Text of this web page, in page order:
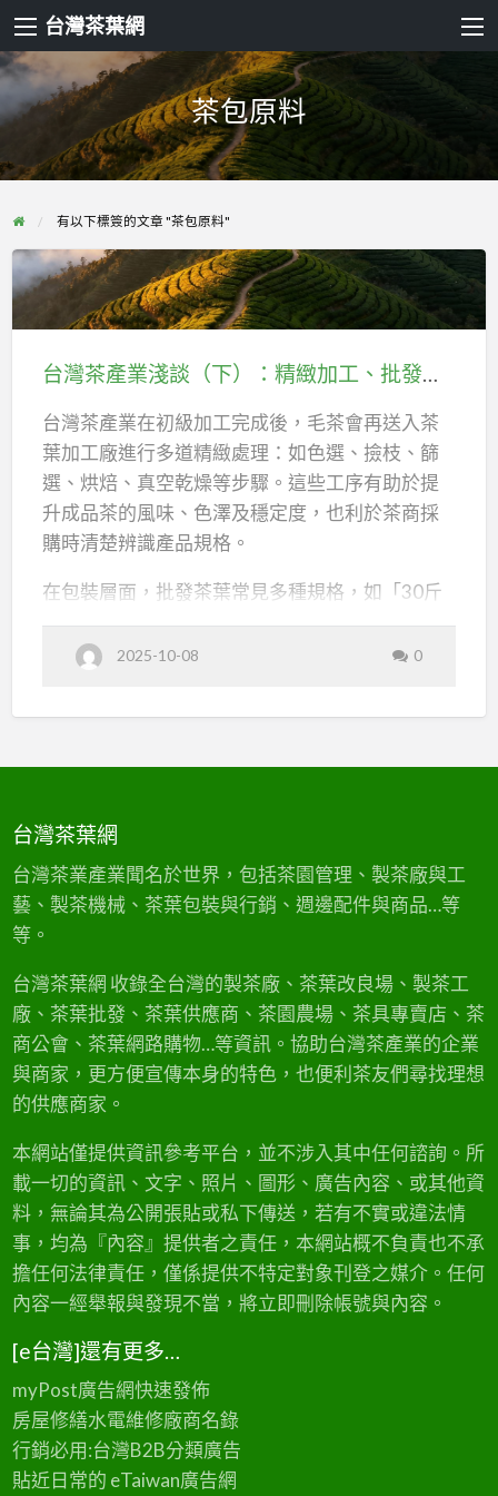
台灣茶葉網
茶包原料
有以下標簽的文章 "茶包原料"
台
灣
（下）：
工、
包
場
流
通
解
台灣茶產業淺談（下）：精緻加工、批發包裝與市場流通解析
台灣茶產業在初級加工完成後，毛茶會再送入茶
葉加工廠進行多道精緻處理：如色選、撿枝、篩
選、烘焙、真空乾燥等步驟。這些工序有助於提
升成品茶的風味、色澤及穩定度，也利於茶商採
購時清楚辨識產品規格。
在包裝層面，批發茶葉常見多種規格，如「30斤
一件」的大宗包裝、半斤、四兩、二兩的小包、
12克一泡包等，滿足不同茶行、飲料店、零售通
產品，作為茶包原料或調配其他飲品。
開立履歷證明。專業茶廠多會出示產地認證、比
賽獎項及產銷履歷資料，確保品質與安全。採購
時，茶商可根據茶葉外觀、香氣、滋味、履歷標
章等細節判斷品質，並注意出貨數量、包裝種
類、物流條件等。
閱讀更多a
b
o
u
t
台
灣
茶
產
業
淺
談
（
下
）
：
精
2025-10-08 0
台灣茶葉網
台灣茶業產業聞名於世界，包括茶園管理、製茶廠與工
藝、製茶機械、茶葉包裝與行銷、週邊配件與商品…等
等。
台灣茶葉網 收錄全台灣的製茶廠、茶葉改良場、製茶工
廠、茶葉批發、茶葉供應商、茶園農場、茶具專賣店、茶
商公會、茶葉網路購物…等資訊。協助台灣茶產業的企業
與商家，更方便宣傳本身的特色，也便利茶友們尋找理想
的供應商家。
本網站僅提供資訊參考平台，並不涉入其中任何諮詢。所
載一切的資訊、文字、照片、圖形、廣告內容、或其他資
料，無論其為公開張貼或私下傳送，若有不實或違法情
事，均為『內容』提供者之責任，本網站概不負責也不承
擔任何法律責任，僅係提供不特定對象刊登之媒介。任何
內容一經舉報與發現不當，將立即刪除帳號與內容。
[e台灣]還有更多…
myPost廣告網快速發佈
房屋修繕水電維修廠商名錄
行銷必用:台灣B2B分類廣告
貼近日常的 eTaiwan廣告網